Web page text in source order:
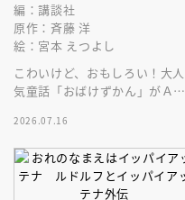
編：講談社
原作：斉藤 洋
絵：宮本 えつよし
こわいけど、おもしろい！大人
気童話「おばけずかん」がＡＲ
2026.07.16